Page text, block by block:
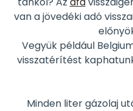
van a jövedéki adó
Vegyük például
visszatérítést
Minden liter gázolaj